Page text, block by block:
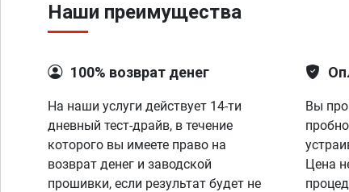
Наши преимущества
100% возврат денег
На наши услуги действует 14-ти
дневный тест-драйв, в течение
которого вы имеете право на
возврат денег и заводской
прошивки, если результат будет не
Вы
Цена